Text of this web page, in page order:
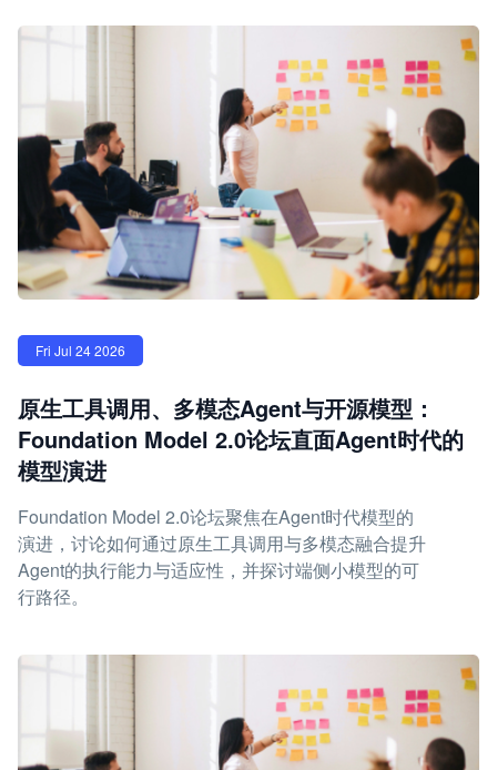
Fri Jul 24 2026
原生工具调用、多模态Agent与开源模型：
Foundation Model 2.0论坛直面Agent时代的
模型演进
Foundation Model 2.0论坛聚焦在Agent时代模型的
演进，讨论如何通过原生工具调用与多模态融合提升
Agent的执行能力与适应性，并探讨端侧小模型的可
行路径。